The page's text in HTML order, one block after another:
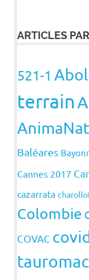
ARTICLES
521-1
terrain
Baléares
Cannes 2017
cazarrata
Colombie
COVAC